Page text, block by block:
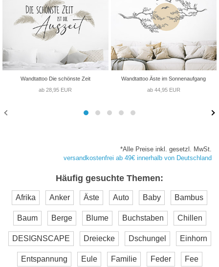
Wandtattoo Die schönste Zeit
ab 28,95 EUR
Wandtattoo Äste im Sonnenaufgang
ab 44,95 EUR
*Alle Preise inkl. gesetzl. MwSt.
versandkostenfrei ab 49€ innerhalb von Deutschland
Häufig gesuchte Themen:
Afrika Anker Äste Auto Baby Bambus
Baum Berge Blume Buchstaben Chillen
DESIGNSCAPE Dreiecke Dschungel Einhorn
Entspannung Eule Familie Feder Fee